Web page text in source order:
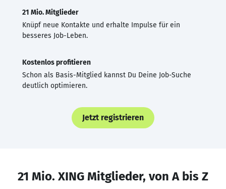
21 Mio. Mitglieder
Knüpf neue Kontakte und erhalte Impulse für ein
besseres Job-Leben.
Kostenlos profitieren
Schon als Basis-Mitglied kannst Du Deine Job-Suche
deutlich optimieren.
Jetzt registrieren
21 Mio. XING Mitglieder, von A bis Z